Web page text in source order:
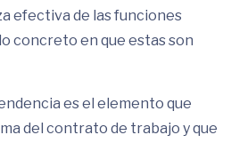
efectiva de las funciones
concreto en que estas son
es el elemento que
del contrato de trabajo y que